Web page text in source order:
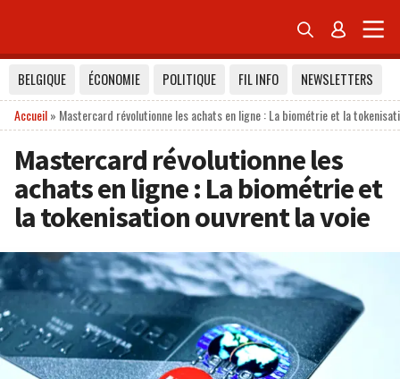
 
BELGIQUE ÉCONOMIE POLITIQUE FIL INFO
NEWSLETTERS
Accueil» Mastercard révolutionne les achats en ligne : La biométrie et la
Mastercard révolutionne les
achats en ligne : La biométrie et
la tokenisation ouvrent la voie